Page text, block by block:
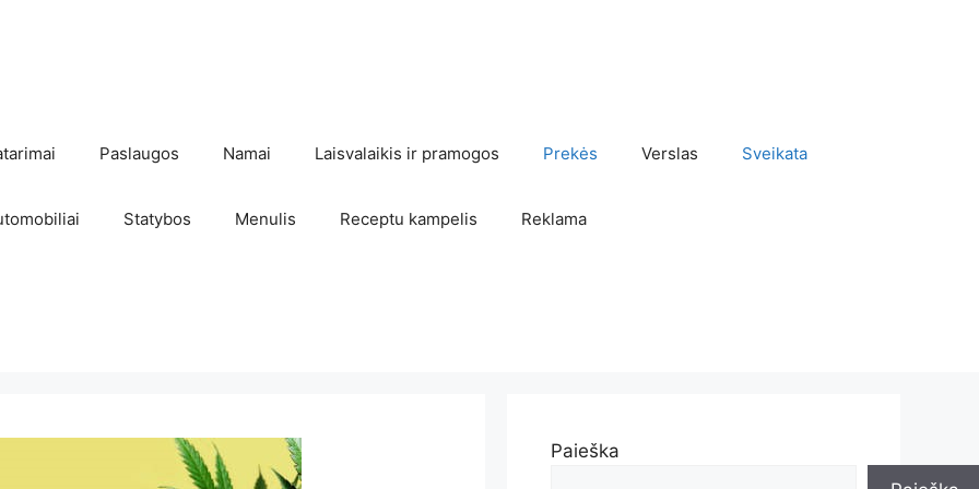
Paslaugos Namai Laisvalaikis ir pramogos Prekės Verslas Sveikata
Statybos Menulis Receptu kampelis Reklama
Paieška